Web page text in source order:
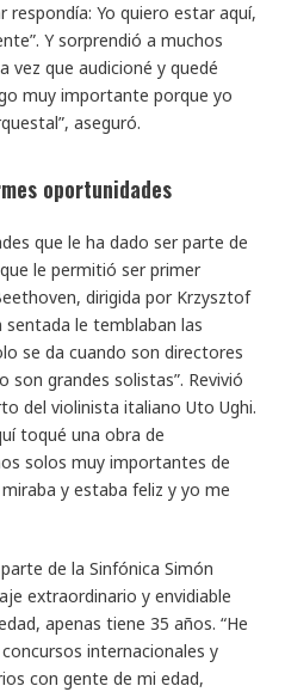
respondía: Yo quiero estar aquí,
Y sorprendió a muchos
vez que audicioné y quedé
muy importante porque yo
aseguró.
oportunidades
que le ha dado ser parte de
le permitió ser primer
dirigida por Krzysztof
sentada le temblaban las
se da cuando son directores
grandes solistas”. Revivió
del violinista italiano Uto Ughi.
toqué una obra de
solos muy importantes de
y estaba feliz y yo me
de la Sinfónica Simón
extraordinario y envidiable
apenas tiene 35 años. “He
internacionales y
con gente de mi edad,